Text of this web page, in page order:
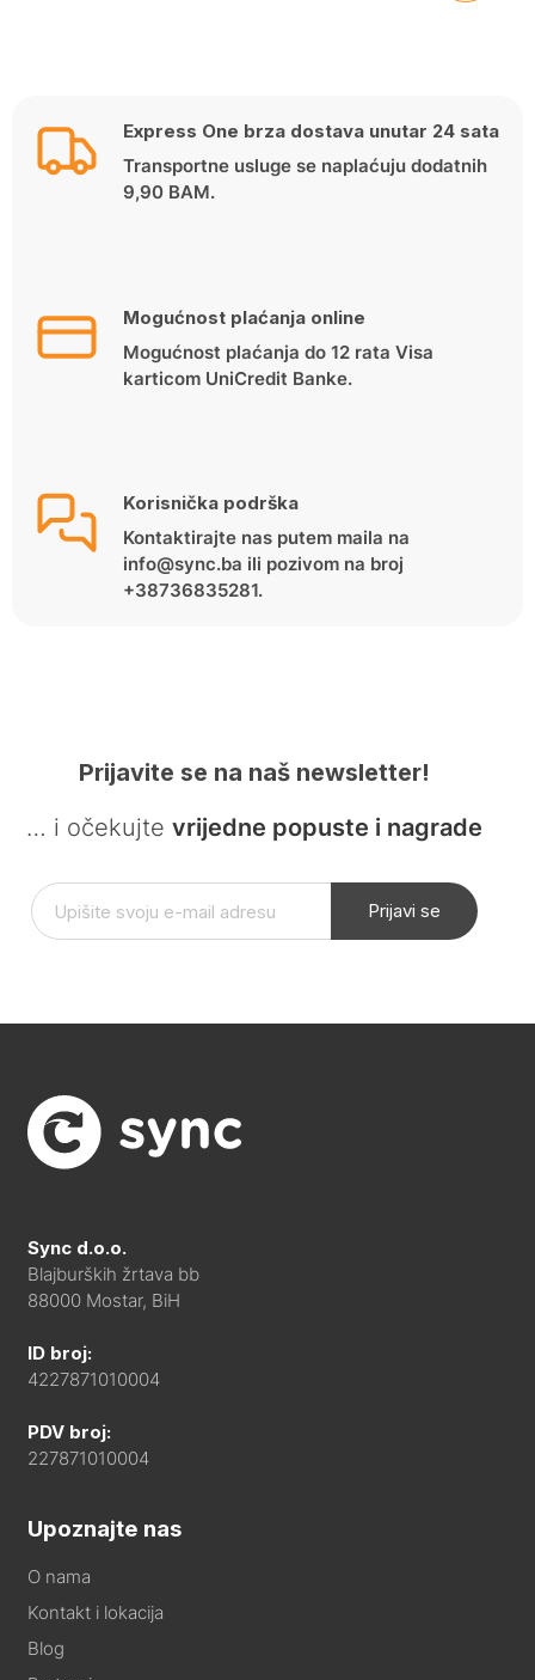
Express One brza dostava unutar 24 sata
Transportne usluge se naplaćuju dodatnih
9,90 BAM.
Mogućnost plaćanja online
Mogućnost plaćanja do 12 rata Visa
karticom UniCredit Banke.
Korisnička podrška
Kontaktirajte nas putem maila na
info@sync.ba ili pozivom na broj
+38736835281.
Prijavite se na naš newsletter!
… i očekujte vrijedne popuste i nagrade
Prijavi se
Sync d.o.o.
Blajburških žrtava bb
88000 Mostar, BiH
ID broj:
4227871010004
PDV broj:
227871010004
Upoznajte nas
O nama
Kontakt i lokacija
Blog